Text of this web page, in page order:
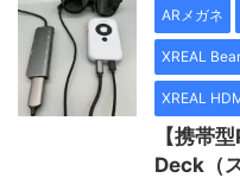
ARメガネ
XREAL
XREAL
【携帯
Deck（